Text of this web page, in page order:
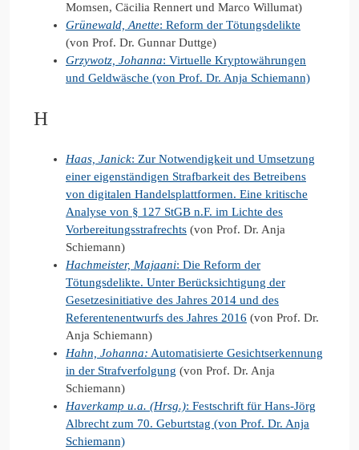
Momsen, Cäcilia Rennert und Marco Willumat)
Grünewald, Anette: Reform der Tötungsdelikte
(von Prof. Dr. Gunnar Duttge)
Grzywotz, Johanna: Virtuelle Kryptowährungen
und Geldwäsche (von Prof. Dr. Anja Schiemann)
H
Haas, Janick: Zur Notwendigkeit und Umsetzung
einer eigenständigen Strafbarkeit des Betreibens
von digitalen Handelsplattformen. Eine kritische
Analyse von § 127 StGB n.F. im Lichte des
Vorbereitungsstrafrechts (von Prof. Dr. Anja
Schiemann)
Hachmeister, Majaani: Die Reform der
Tötungsdelikte. Unter Berücksichtigung der
Gesetzesinitiative des Jahres 2014 und des
Referentenentwurfs des Jahres 2016 (von Prof. Dr.
Anja Schiemann)
Hahn, Johanna: Automatisierte Gesichtserkennung
in der Strafverfolgung (von Prof. Dr. Anja
Schiemann)
Haverkamp u.a. (Hrsg.): Festschrift für Hans-Jörg
Albrecht zum 70. Geburtstag (von Prof. Dr. Anja
Schiemann)